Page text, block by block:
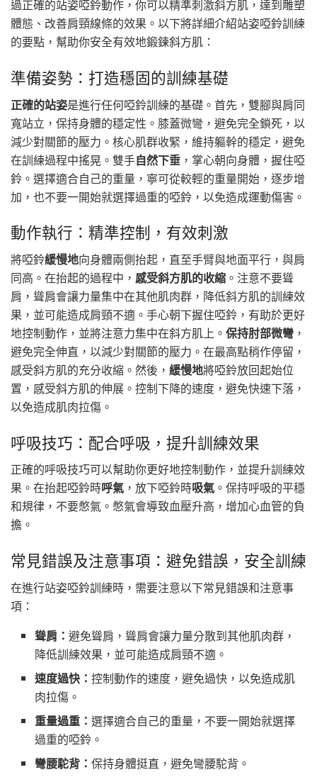
過正確的站姿啞鈴動作，你可以精準刺激斜方肌，達到雕塑
體態、改善肩頸線條的效果。以下將詳細介紹站姿啞鈴訓練
的要點，幫助你安全有效地鍛鍊斜方肌：
準備姿勢：打造穩固的訓練基礎
正確的站姿是進行任何啞鈴訓練的基礎。首先，雙腳與肩同
寬站立，保持身體的穩定性。膝蓋微彎，避免完全鎖死，以
減少對關節的壓力。核心肌群收緊，維持軀幹的穩定，避免
在訓練過程中搖晃。雙手自然下垂 ，掌心朝向身體，握住啞
鈴。選擇適合自己的重量，寧可從較輕的重量開始，逐步增
加，也不要一開始就選擇過重的啞鈴，以免造成運動傷害。
動作執行：精準控制，有效刺激
將啞鈴緩慢地向身體兩側抬起，直至手臂與地面平行，與肩
同高。在抬起的過程中， 感受斜方肌的收縮 。注意不要聳
肩，聳肩會讓力量集中在其他肌肉群，降低斜方肌的訓練效
果，並可能造成肩頸不適。手心朝下握住啞鈴，有助於更好
地控制動作，並將注意力集中在斜方肌上。 保持肘部微彎 ，
避免完全伸直，以減少對關節的壓力。在最高點稍作停留，
感受斜方肌的充分收縮。然後， 緩慢地將啞鈴放回起始位
置，感受斜方肌的伸展。控制下降的速度，避免快速下落，
以免造成肌肉拉傷。
呼吸技巧：配合呼吸，提升訓練效果
正確的呼吸技巧可以幫助你更好地控制動作，並提升訓練效
果。在抬起啞鈴時呼氣 ，放下啞鈴時吸氣 。保持呼吸的平穩
和規律，不要憋氣。憋氣會導致血壓升高，增加心血管的負
擔。
常見錯誤及注意事項：避免錯誤，安全訓練
在進行站姿啞鈴訓練時，需要注意以下常見錯誤和注意事
項：
聳肩：避免聳肩，聳肩會讓力量分散到其他肌肉群，
降低訓練效果，並可能造成肩頸不適。
速度過快：控制動作的速度，避免過快，以免造成肌
肉拉傷。
重量過重：選擇適合自己的重量，不要一開始就選擇
過重的啞鈴。
彎腰駝背：保持身體挺直，避免彎腰駝背。